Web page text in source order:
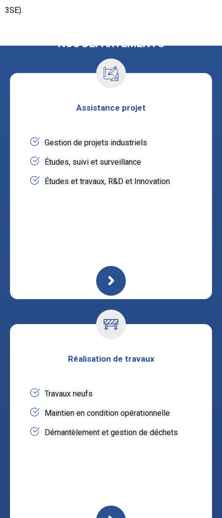
3SE).
NOS DÉPARTEMENTS
Assistance projet
Gestion de projets industriels
Études, suivi et surveillance
Études et travaux, R&D et Innovation
Réalisation de travaux
Travaux neufs
Maintien en condition opérationnelle
Démantèlement et gestion de déchets